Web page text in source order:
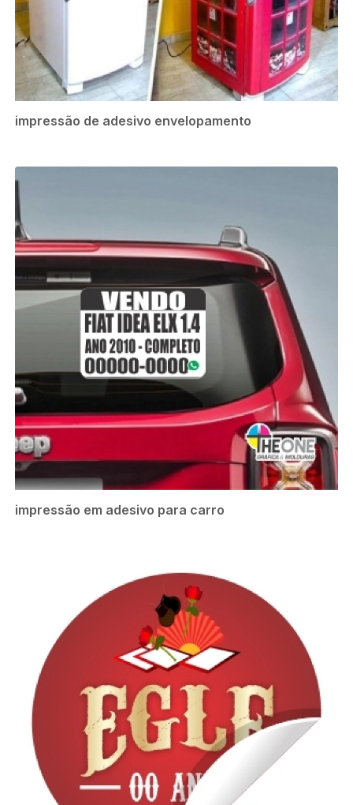
impressão de adesivo envelopamento
impressão em adesivo para carro